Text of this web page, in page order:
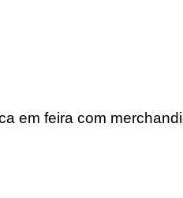
em feira com